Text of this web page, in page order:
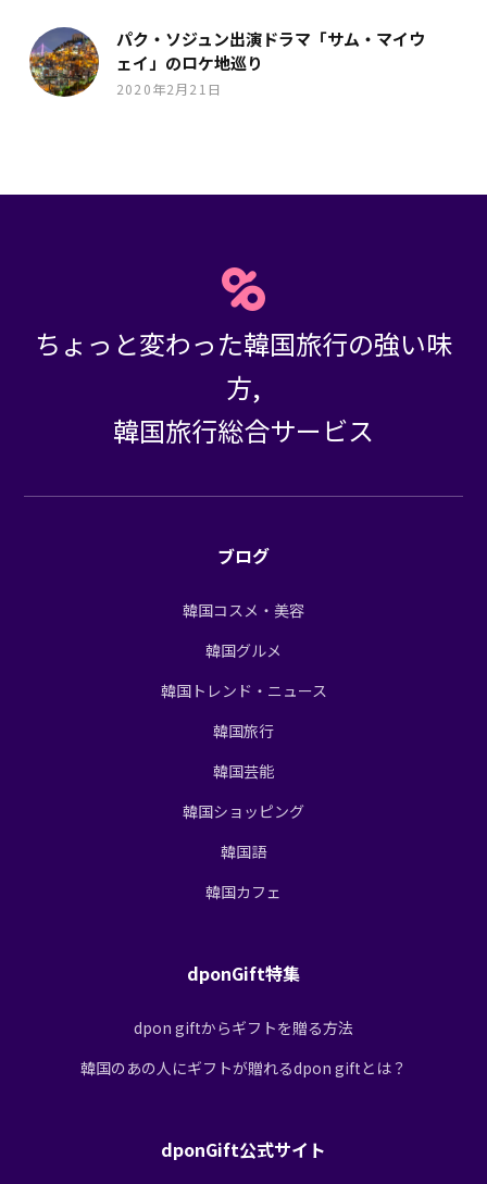
パク・ソジュン出演ドラマ「サム・マイウ
ェイ」のロケ地巡り
2020年2月21日
ちょっと変わった韓国旅行の強い味
方,
韓国旅行総合サービス
ブログ
韓国コスメ・美容
韓国グルメ
韓国トレンド・ニュース
韓国旅行
韓国芸能
韓国ショッピング
韓国語
韓国カフェ
dponGift特集
dpon giftからギフトを贈る方法
韓国のあの人にギフトが贈れるdpon giftとは？
dponGift公式サイト